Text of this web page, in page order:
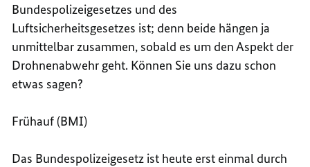
Bundespolizeigesetzes und des
Luftsicherheitsgesetzes ist; denn beide hängen ja
unmittelbar zusammen, sobald es um den Aspekt der
Drohnenabwehr geht. Können Sie uns dazu schon
etwas sagen?
Frühauf (BMI)
Das Bundespolizeigesetz ist heute erst einmal durch